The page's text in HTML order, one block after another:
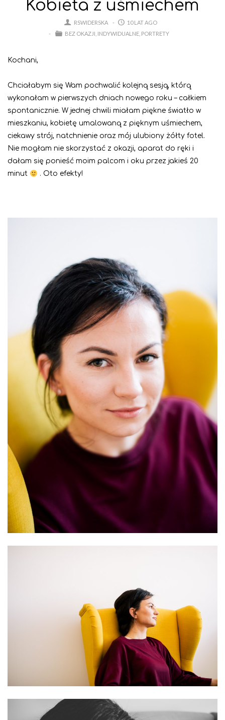
Kobieta z uśmiechem
RSWIDERSKA
10 LAT AGO
BEZ OKAZJI INDYWIDUALNE PORTRETY
Kochani,
Chciałabym się Wam pochwalić kolejną sesją, którą
wykonałam w pierwszych dniach nowego roku – całkiem
spontanicznie. W jednej chwili miałam piękne światło w
mieszkaniu, kobietę umalowaną z pięknym uśmiechem,
ciekawy strój, natchnienie oraz mój ulubiony żółty fotel.
Nie mogłam nie skorzystać z okazji, aparat do ręki i
dałam się ponieść moim palcom i oku przez jakieś 20
minut
. Oto efekty!